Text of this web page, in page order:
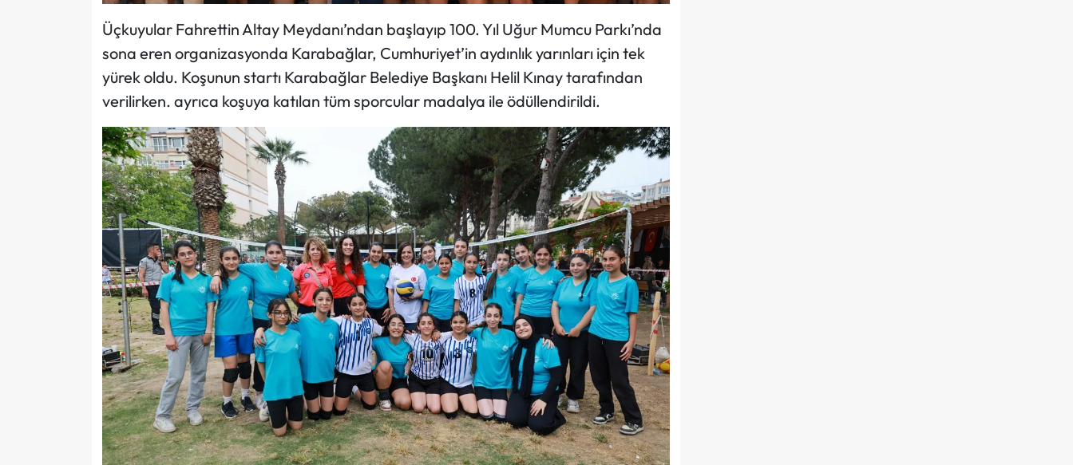
Üçkuyular Fahrettin Altay Meydanı’ndan başlayıp 100. Yıl Uğur Mumcu Parkı’nda
sona eren organizasyonda Karabağlar, Cumhuriyet’in aydınlık yarınları için tek
yürek oldu. Koşunun startı Karabağlar Belediye Başkanı Helil Kınay tarafından
verilirken. ayrıca koşuya katılan tüm sporcular madalya ile ödüllendirildi.